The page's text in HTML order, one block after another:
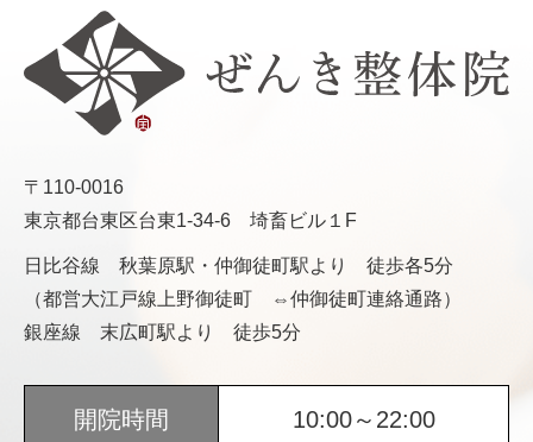
〒110-0016
東京都台東区台東1-34-6 埼畜ビル１F
日比谷線 秋葉原駅・仲御徒町駅より 徒歩各5分
（都営大江戸線上野御徒町 ⇔仲御徒町連絡通路）
銀座線 末広町駅より 徒歩5分
開院時間 10:00～22:00